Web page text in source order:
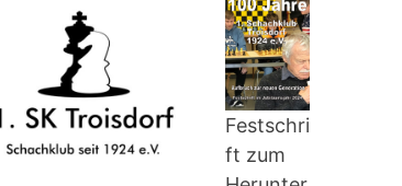
Festschri
ft zum